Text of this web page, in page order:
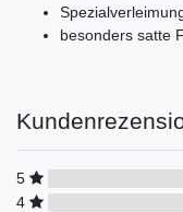
besonders satte
5
4